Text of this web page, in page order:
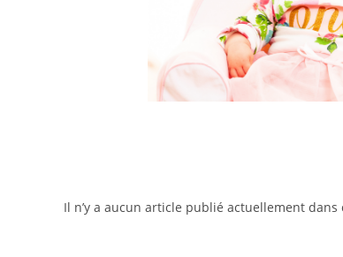
Il n’y a aucun article publié actuellement dans